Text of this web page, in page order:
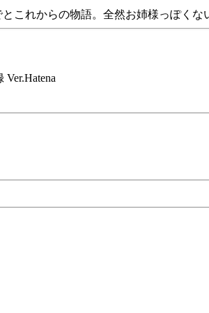
これからの物語。全然お姉様っぽくな